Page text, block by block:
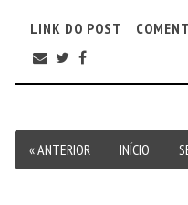
LINK DO POST
« ANTERIOR INÍCIO